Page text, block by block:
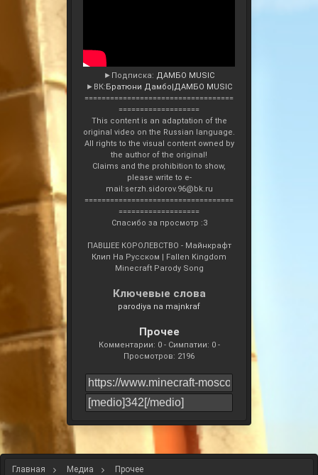
►Подписка: ДАМБО MUSIC
►ВК:Братюни Дамбо|ДАМБО MUSIC
===================================
===================
This content is an adaptation of the
original video on the Russian language.
All rights to the visual content owned by
the author of the original!
Claims and the prohibition to show,
please write to e-
mail:serzh.sidorov.96@bk.ru
===================================
===================
Спасибо за просмотр :3
ПАВШЕЕ КОРОЛЕВСТВО - Майнкрафт
Клип На Русском | Fallen Kingdom
Minecraft Parody Song
Ключевые слова
parodiya na majnkraf
Прочее
Комментарии: 0 - Симпатии: 0 -
Просмотров: 2196
Главная Медиа Прочее